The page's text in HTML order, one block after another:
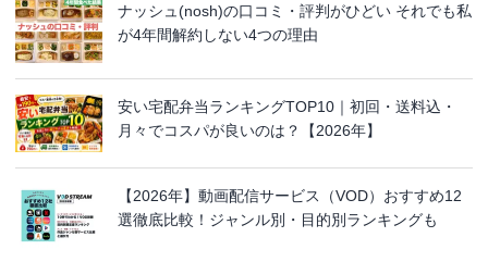
ナッシュ(nosh)の口コミ・評判がひどい それでも私
が4年間解約しない4つの理由
安い宅配弁当ランキングTOP10｜初回・送料込・
月々でコスパが良いのは？【2026年】
【2026年】動画配信サービス（VOD）おすすめ12
選徹底比較！ジャンル別・目的別ランキングも